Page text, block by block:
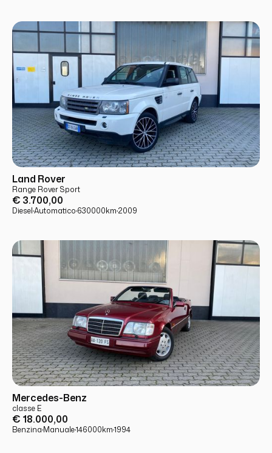
USATO
Land Rover
Range Rover Sport
€ 3.700,00
Diesel·Automatico·630000km·2009
USATO PRONTA CONSEGNA
Mercedes-Benz
classe E
€ 18.000,00
Benzina·Manuale·146000km·1994